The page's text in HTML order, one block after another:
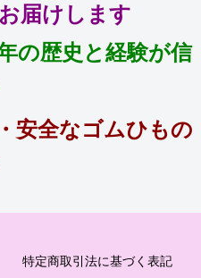
届けします
の歴史と経験が信
安全なゴムひもの
特定商取引法に基づく表記